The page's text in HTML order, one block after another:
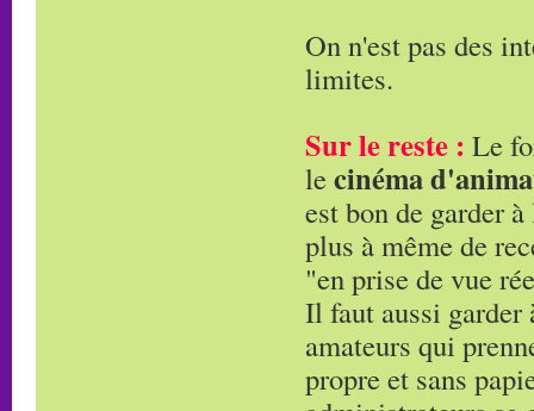
On n'est pas des
limites.
Sur le reste : Le
le cinéma
est bon de garder
plus à même de
"en prise de vue
Il faut aussi garder
amateurs qui
propre et sans